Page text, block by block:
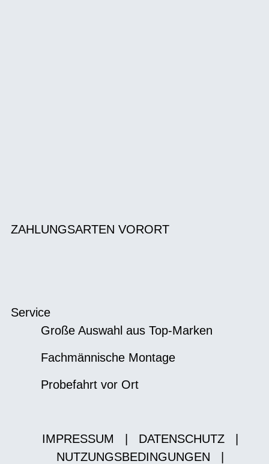
ZAHLUNGSARTEN VORORT
Service
Große Auswahl aus Top-Marken
Fachmännische Montage
Probefahrt vor Ort
IMPRESSUM DATENSCHUTZ
NUTZUNGSBEDINGUNGEN